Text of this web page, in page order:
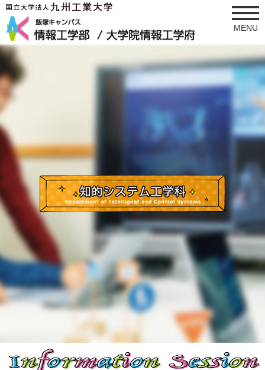
MENU
学科ブース
全学科研究室ツアー
保護者説明会
女子カフェ
施設見学
サークル活動紹介
スケジュール キャンパスマップ スクールバス